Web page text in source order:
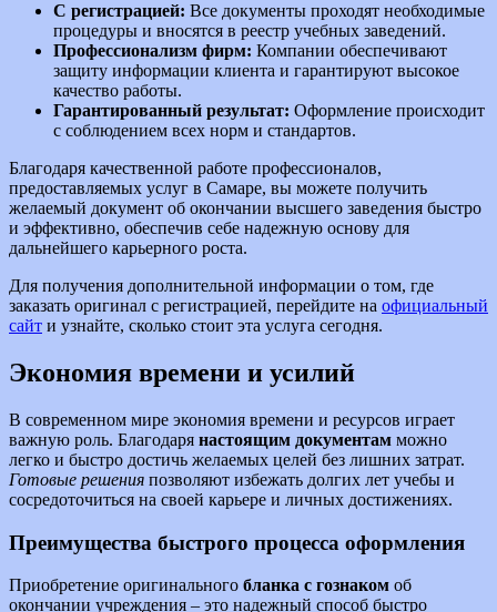
С регистрацией: Все документы проходят необходимые
процедуры и вносятся в реестр учебных заведений.
Профессионализм фирм: Компании обеспечивают
защиту информации клиента и гарантируют высокое
качество работы.
Гарантированный результат: Оформление происходит
с соблюдением всех норм и стандартов.
Благодаря качественной работе профессионалов,
предоставляемых услуг в Самаре, вы можете получить
желаемый документ об окончании высшего заведения быстро
и эффективно, обеспечив себе надежную основу для
дальнейшего карьерного роста.
Для получения дополнительной информации о том, где
заказать оригинал с регистрацией, перейдите на официальный
сайт и узнайте, сколько стоит эта услуга сегодня.
Экономия времени и усилий
В современном мире экономия времени и ресурсов играет
важную роль. Благодаря настоящим документам можно
легко и быстро достичь желаемых целей без лишних затрат.
Готовые решения позволяют избежать долгих лет учебы и
сосредоточиться на своей карьере и личных достижениях.
Преимущества быстрого процесса оформления
Приобретение оригинального бланка с гознаком об
окончании учреждения – это надежный способ быстро